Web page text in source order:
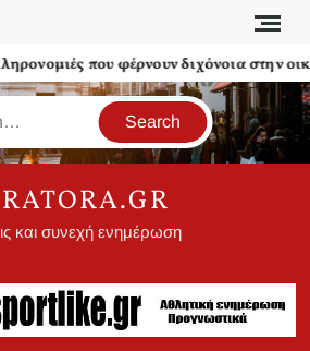
που φέρνουν διχόνοια στην
και συνεχή ενημέρωση